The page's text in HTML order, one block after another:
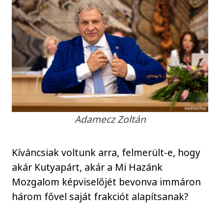
Adamecz Zoltán
Kíváncsiak voltunk arra, felmerült-e, hogy
akár Kutyapárt, akár a Mi Hazánk
Mozgalom képviselőjét bevonva immáron
három fővel saját frakciót alapítsanak?